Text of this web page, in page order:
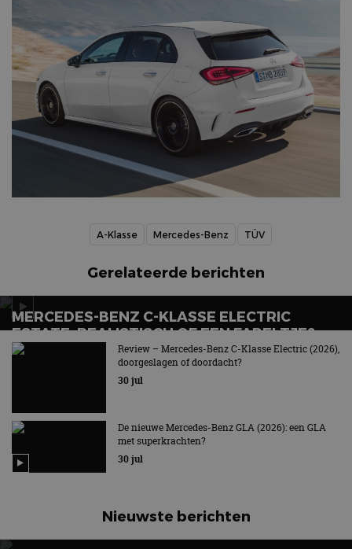
A-Klasse Mercedes-Benz TÜV
Gerelateerde berichten
MERCEDES-BENZ C-KLASSE ELECTRIC
ESTATE: REALISTISCH OF EEN FABELTJE?
Het verlossende antwoordReview – Mercedes-Benz C-Klasse Electric (2026),
doorgeslagen of doordacht?
30 jul
De nieuwe Mercedes-Benz GLA (2026): een GLA
met superkrachten?
30 jul
Nieuwste berichten